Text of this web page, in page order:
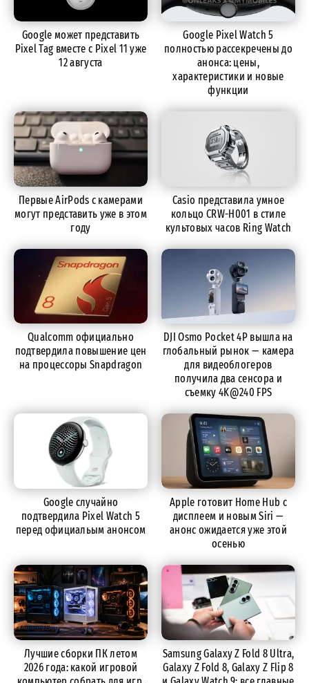
Google может представить
Pixel Tag вместе с Pixel 11 уже
12 августа
Google Pixel Watch 5
полностью рассекречены до
анонса: цены,
характеристики и новые
функции
Первые AirPods с камерами
могут представить уже в этом
году
Casio представила умное
кольцо CRW-H001 в стиле
культовых часов Ring Watch
Qualcomm официально
подтвердила повышение цен
на процессоры Snapdragon
DJI Osmo Pocket 4P вышла на
глобальный рынок — камера
для видеоблогеров
получила два сенсора и
съемку 4K@240 FPS
Google случайно
подтвердила Pixel Watch 5
перед официальым анонсом
Apple готовит Home Hub с
дисплеем и новым Siri —
анонс ожидается уже этой
осенью
Лучшие сборки ПК летом
2026 года: какой игровой
Samsung Galaxy Z Fold 8 Ultra,
Galaxy Z Fold 8, Galaxy Z Flip 8